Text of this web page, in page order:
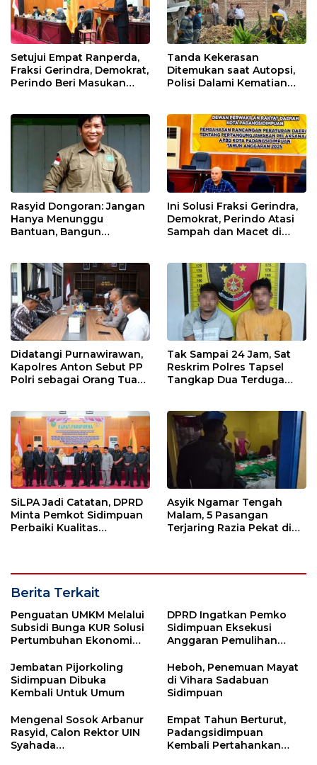
Setujui Empat Ranperda,
Fraksi Gerindra, Demokrat,
Perindo Beri Masukan
Tanda Kekerasan
Ditemukan saat Autopsi,
Polisi Dalami Kematian
Rasyid Dongoran: Jangan
Hanya Menunggu
Bantuan, Bangun
Ini Solusi Fraksi Gerindra,
Demokrat, Perindo Atasi
Sampah dan Macet di
Didatangi Purnawirawan,
Kapolres Anton Sebut PP
Polri sebagai Orang Tua
Tak Sampai 24 Jam, Sat
Reskrim Polres Tapsel
Tangkap Dua Terduga
SiLPA Jadi Catatan, DPRD
Minta Pemkot Sidimpuan
Perbaiki Kualitas
Asyik Ngamar Tengah
Malam, 5 Pasangan
Terjaring Razia Pekat di
Berita Terkait
Penguatan UMKM Melalui
Subsidi Bunga KUR Solusi
Pertumbuhan Ekonomi
DPRD Ingatkan Pemko
Sidimpuan Eksekusi
Anggaran Pemulihan
Terlambat Ada Sanksi
Jembatan Pijorkoling
Sidimpuan Dibuka
Kembali Untuk Umum
Heboh, Penemuan Mayat
di Vihara Sadabuan
Sidimpuan
Mengenal Sosok Arbanur
Rasyid, Calon Rektor UIN
Syahada
Empat Tahun Berturut,
Padangsidimpuan
Kembali Pertahankan